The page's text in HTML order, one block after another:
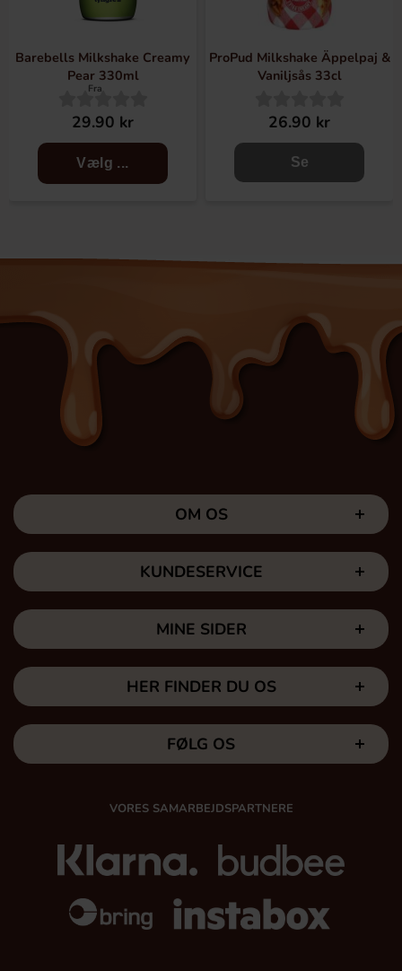
Barebells Milkshake Creamy
Pear 330ml
Fra
29.90 kr
Vælg ...
ProPud Milkshake Äppelpaj &
Vaniljsås 33cl
26.90 kr
Se
OM OS
KUNDESERVICE
MINE SIDER
HER FINDER DU OS
FØLG OS
VORES SAMARBEJDSPARTNERE